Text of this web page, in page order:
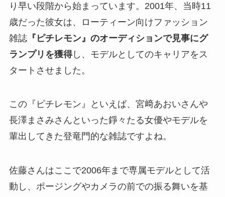
り早い段階から始まっています。2001年、当時11
歳だった彼女は、ローティーン向けファッション
雑誌『ピチレモン』のオーディションで見事にグ
ランプリを獲得し、モデルとしてのキャリアをス
タートさせました。
この『ピチレモン』といえば、宮﨑あおいさんや
長澤まさみさんといった錚々たる女優やモデルを
輩出してきた登竜門的な雑誌ですよね。
佐藤さんはここで2006年まで専属モデルとして活
動し、ポージングやカメラの前での振る舞いを基